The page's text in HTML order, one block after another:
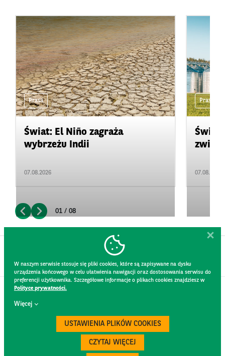
Prasa
Świat: El Niño zagraża
wybrzeżu Indii
07.08.2026
Prasa
07.08.2026
01 / 08
W naszym serwisie stosuje się pliki cookies, które są zapisywane na dysku
urządzenia końcowego w celu ułatwienia nawigacji oraz dostosowania serwisu do
preferencji użytkownika. Szczegółowe informacje o plikach cookies znajdziesz w
Polityce prywatności.
Więcej
USTAWIENIA PLIKÓW COOKIES
CZYTAJ WIĘCEJ
REGULAMIN STRONY
POLITYKA PRYWATNOŚCI